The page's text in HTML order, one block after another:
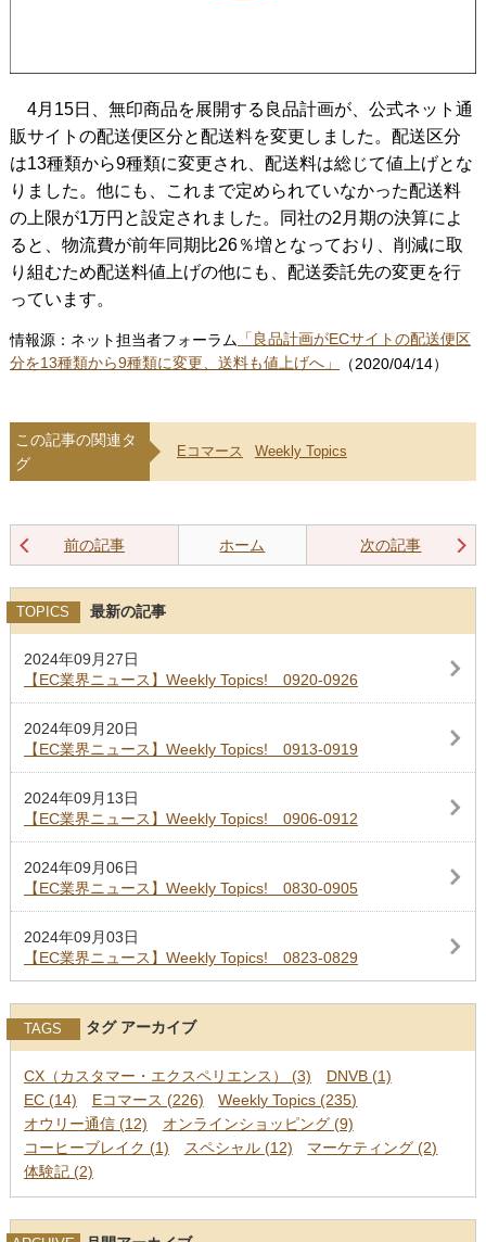
4月15日、無印商品を展開する良品計画が、公式ネット通
販サイトの配送便区分と配送料を変更しました。配送区分
は13種類から9種類に変更され、配送料は総じて値上げとな
りました。他にも、これまで定められていなかった配送料
の上限が1万円と設定されました。同社の2月期の決算によ
ると、物流費が前年同期比26％増となっており、削減に取
り組むため配送料値上げの他にも、配送委託先の変更を行
っています。
情報源：ネット担当者フォーラム 「良品計画がECサイトの配送便区
分を13種類から9種類に変更、送料も値上げへ」
（2020/04/14）
この記事の関連タ
グ
Eコマース Weekly Topics
前の記事 ホーム 次の記事
TOPICS 最新の記事
2024年09月27日
【EC業界ニュース】Weekly Topics! 0920-0926
2024年09月20日
【EC業界ニュース】Weekly Topics! 0913-0919
2024年09月13日
【EC業界ニュース】Weekly Topics! 0906-0912
2024年09月06日
【EC業界ニュース】Weekly Topics! 0830-0905
2024年09月03日
【EC業界ニュース】Weekly Topics! 0823-0829
TAGS タグ アーカイブ
CX（カスタマー・エクスペリエンス） (3)
DNVB (1)
EC (14)
Eコマース (226)
Weekly Topics (235)
オウリー通信 (12)
オンラインショッピング (9)
コーヒーブレイク (1)
スペシャル (12)
マーケティング (2)
体験記 (2)